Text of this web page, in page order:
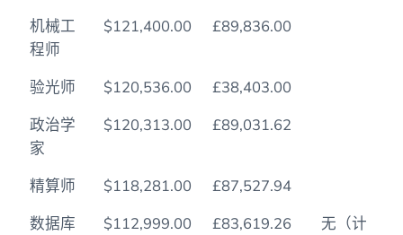
机械工
程师
$121,400.00 £89,836.00
验光师 $120,536.00
£38,403.00
政治学
家
$120,313.00 £89,031.62
精算师 $118,281.00
£87,527.94
数据库
$112,999.00 £83,619.26
无（计